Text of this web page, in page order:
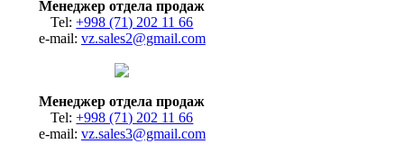
Менеджер отдела продаж
Tel:+998 (71) 202 11 66
e-mail: vz.sales2@gmail.com
Менеджер отдела продаж
Tel:+998 (71) 202 11 66
e-mail: vz.sales3@gmail.com